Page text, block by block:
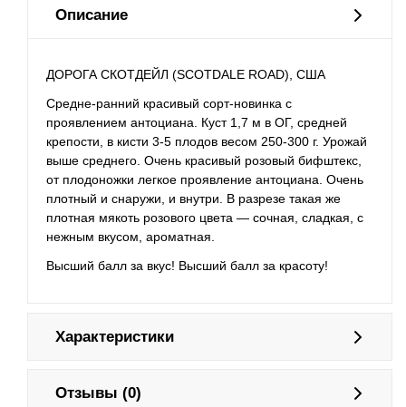
Описание
ДОРОГА СКОТДЕЙЛ (SCOTDALE ROAD), США
Средне-ранний красивый сорт-новинка с
проявлением антоциана. Куст 1,7 м в ОГ, средней
крепости, в кисти 3-5 плодов весом 250-300 г. Урожай
выше среднего. Очень красивый розовый бифштекс,
от плодоножки легкое проявление антоциана. Очень
плотный и снаружи, и внутри. В разрезе такая же
плотная мякоть розового цвета — сочная, сладкая, с
нежным вкусом, ароматная.
Высший балл за вкус! Высший балл за красоту!
Характеристики
Отзывы (0)